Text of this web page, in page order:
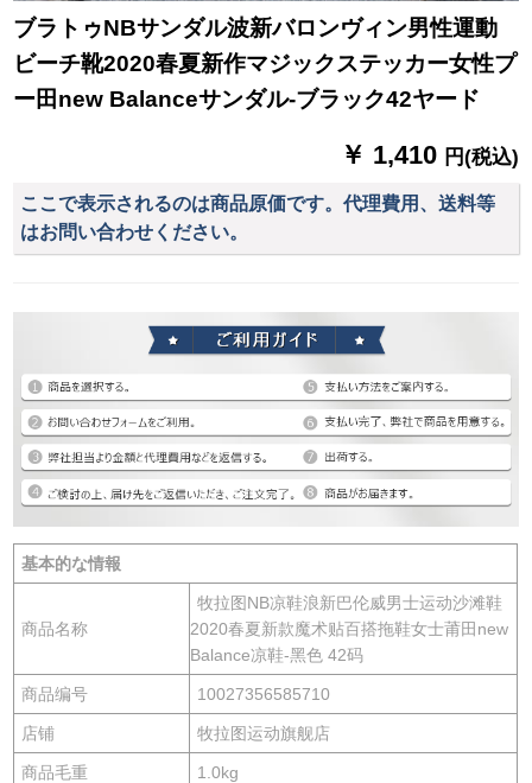
ブラトゥNBサンダル波新バロンヴィン男性運動
ビーチ靴2020春夏新作マジックステッカー女性プ
ー田new Balanceサンダル-ブラック42ヤード
￥ 1,410 円(税込)
ここで表示されるのは商品原価です。代理費用、送料等
はお問い合わせください。
基本的な情報
商品名称
牧拉图NB凉鞋浪新巴伦威男士运动沙滩鞋
2020春夏新款魔术贴百搭拖鞋女士莆田new
Balance凉鞋-黑色 42码
商品编号 10027356585710
店铺 牧拉图运动旗舰店
商品毛重 1.0kg